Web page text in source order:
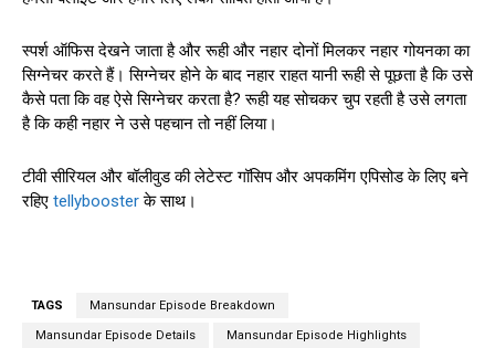
स्पर्श ऑफिस देखने जाता है और रूही और नहार दोनों मिलकर नहार गोयनका का
सिग्नेचर करते हैं। सिग्नेचर होने के बाद नहार राहत यानी रूही से पूछता है कि उसे
कैसे पता कि वह ऐसे सिग्नेचर करता है? रूही यह सोचकर चुप रहती है उसे लगता
है कि कही नहार ने उसे पहचान तो नहीं लिया।
टीवी सीरियल और बॉलीवुड की लेटेस्ट गॉसिप और अपकमिंग एपिसोड के लिए बने
रहिए tellyboosterके साथ।
TAGS Mansundar Episode Breakdown
Mansundar Episode Details Mansundar Episode Highlights